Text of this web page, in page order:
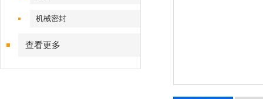
机械密封
查看更多